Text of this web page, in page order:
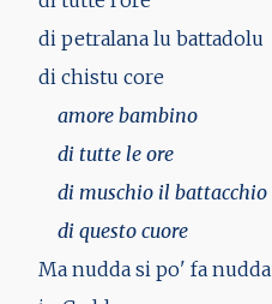
di petralana lu battadolu
di chistu core
amore bambino
di tutte le ore
di muschio il battacchio
di questo cuore
Ma nudda si po' fa nudda